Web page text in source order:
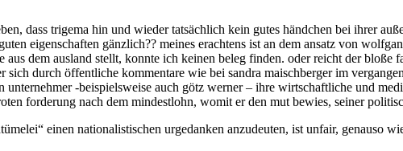
dass trigema hin und wieder tatsächlich kein gutes händchen bei ihrer
eigenschaften gänzlich?? meines erachtens ist an dem ansatz von
aus dem ausland stellt, konnte ich keinen beleg finden. oder reicht der
sich durch öffentliche kommentare wie bei sandra maischberger im
-beispielsweise auch götz werner – ihre wirtschaftliche und
forderung nach dem mindestlohn, womit er den mut bewies, seiner
einen nationalistischen urgedanken anzudeuten, ist unfair, genauso